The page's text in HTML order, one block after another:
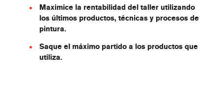
Maximice la rentabilidad del taller utilizando
los últimos productos, técnicas y procesos de
pintura.
Saque el máximo partido a los productos que
utiliza.